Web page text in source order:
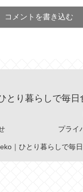
コメントを書き込む
とり暮らしで毎日
プライ
｜ひとり暮らしで毎日